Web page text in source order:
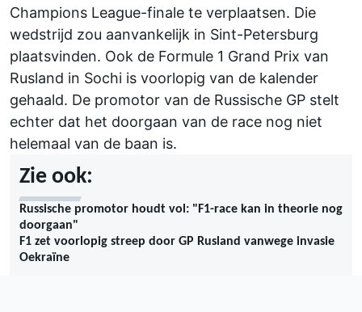
Champions League-finale te verplaatsen. Die
wedstrijd zou aanvankelijk in Sint-Petersburg
plaatsvinden. Ook de Formule 1 Grand Prix van
Rusland in Sochi is voorlopig van de kalender
gehaald. De promotor van de Russische GP stelt
echter dat het doorgaan van de race nog niet
helemaal van de baan is.
Zie ook:
Russische promotor houdt vol: "F1-race kan in theorie nog
doorgaan"
F1 zet voorlopig streep door GP Rusland vanwege invasie
Oekraïne